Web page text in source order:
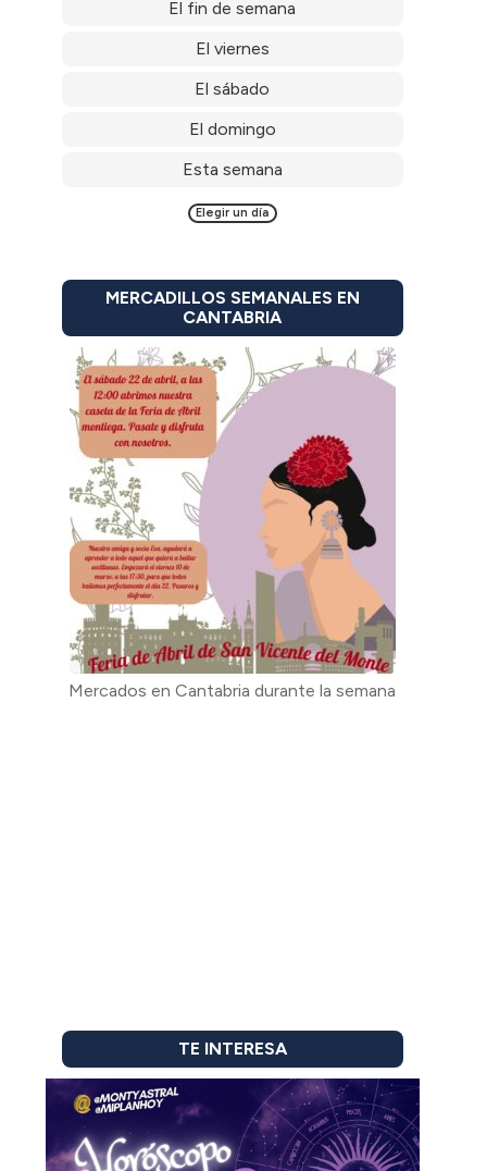
El fin de semana
El viernes
El sábado
El domingo
Esta semana
Elegir un día
MERCADILLOS SEMANALES EN
CANTABRIA
Mercados en Cantabria durante la semana
TE INTERESA